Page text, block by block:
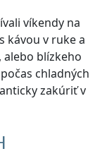
víkendy na
kávou v ruke a
blízkeho
chladných
zakúriť v